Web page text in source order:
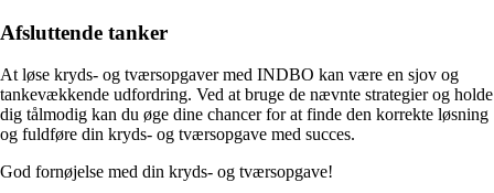
Afsluttende tanker
At løse kryds- og tværsopgaver med INDBO kan være en sjov og
tankevækkende udfordring. Ved at bruge de nævnte strategier og holde
dig tålmodig kan du øge dine chancer for at finde den korrekte løsning
og fuldføre din kryds- og tværsopgave med succes.
God fornøjelse med din kryds- og tværsopgave!